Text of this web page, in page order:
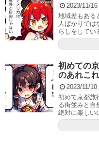
2023/11/16
地域差もある
人ばかりでは
らしをしてい
初めての
のあれこれ
2023/11/10
初めて京都旅
る街並みと自
絶対に楽しい